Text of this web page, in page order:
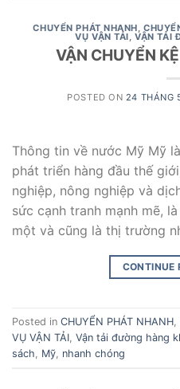
CHUYỂN PHÁT NHANH ,
VỤ VẬN TẢI ,VẬN TẢI
VẬN CHUYỂN
POSTED ON 24 THÁNG
Thông tin về nước Mỹ Mỹ
phát triển hàng đầu thế
nghiệp, nông nghiệp và
sức cạnh tranh mạnh mẽ,
một và cũng là thị trường
CONTINUE
Posted in CHUYỂN PHÁT NHANH
VỤ VẬN TẢI Vận tải đường hàng
sách
Mỹ nhanh chóng